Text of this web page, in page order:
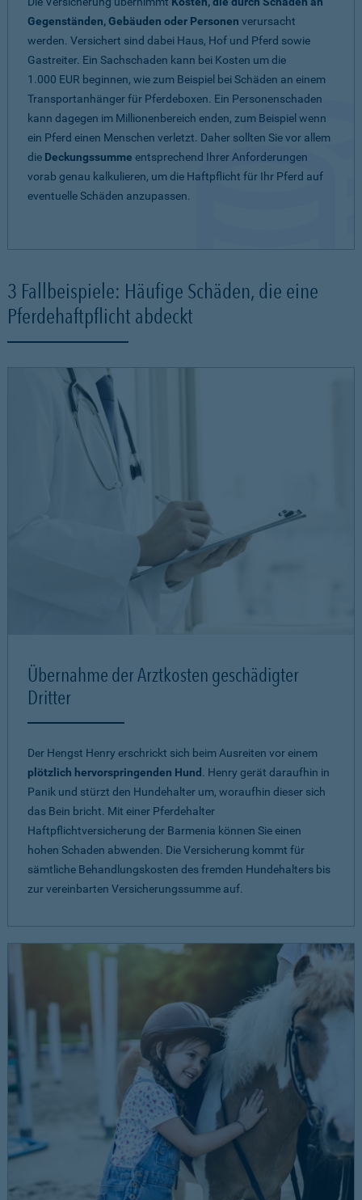
Gegenständen, Gebäuden oder Personen verursacht
werden. Versichert sind dabei Haus, Hof und Pferd sowie
Gastreiter. Ein Sachschaden kann bei Kosten um die
1.000 EUR beginnen, wie zum Beispiel bei Schäden an einem
Transportanhänger für Pferdeboxen. Ein Personenschaden
kann dagegen im Millionenbereich enden, zum Beispiel wenn
ein Pferd einen Menschen verletzt. Daher sollten Sie vor allem
die Deckungssumme entsprechend Ihrer Anforderungen
vorab genau kalkulieren, um die Haftpflicht für Ihr Pferd auf
eventuelle Schäden anzupassen.
3 Fallbeispiele: Häufige Schäden, die eine
Pferdehaftpflicht abdeckt
Übernahme der Arztkosten geschädigter
Dritter
Der Hengst Henry erschrickt sich beim Ausreiten vor einem
plötzlich hervorspringenden Hund . Henry gerät daraufhin in
Panik und stürzt den Hundehalter um, woraufhin dieser sich
das Bein bricht. Mit einer Pferdehalter
Haftpflichtversicherung der Barmenia können Sie einen
hohen Schaden abwenden. Die Versicherung kommt für
sämtliche Behandlungskosten des fremden Hundehalters bis
zur vereinbarten Versicherungssumme auf.